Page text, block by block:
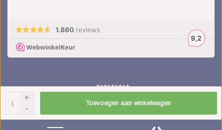
+
-
Toevoegen aan winkelwagen
5sterren op basis van 1851 beoordelingen. Lees 1851 beoordelingen
Frontlabel